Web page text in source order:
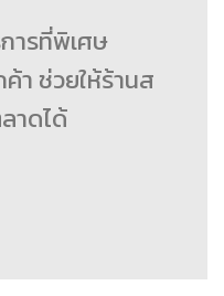
ารที่พิเศษ
า ช่วยให้ร้านส
าดได้